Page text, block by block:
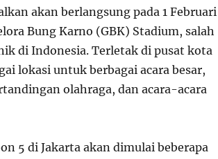
akan berlangsung pada 1 Februari
Bung Karno (GBK) Stadium, salah
di Indonesia. Terletak di pusat kota
lokasi untuk berbagai acara besar,
olahraga, dan acara-acara
5 di Jakarta akan dimulai beberapa